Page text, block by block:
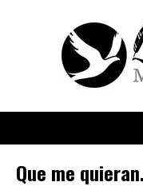
Que me quieran.